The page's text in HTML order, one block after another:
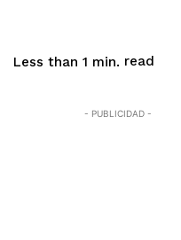
Less than 1 min. read
- PUBLICIDAD -